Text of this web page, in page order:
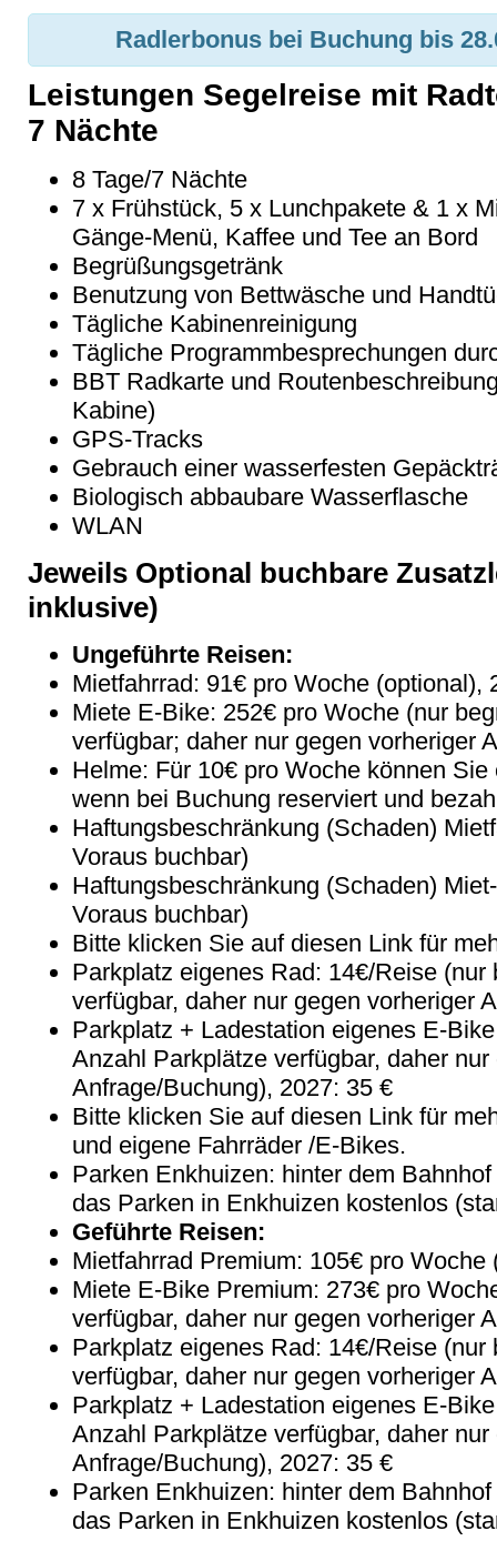
Radlerbonus bei Buchung bis
Leistungen Segelreise mit
7 Nächte
8 Tage/7 Nächte
7 x Frühstück, 5 x Lunchpakete & 1 x
Gänge-Menü, Kaffee und Tee an Bord
Begrüßungsgetränk
Benutzung von Bettwäsche und
Tägliche Kabinenreinigung
Tägliche Programmbesprechungen
BBT Radkarte und
Kabine)
GPS-Tracks
Gebrauch einer wasserfesten
Biologisch abbaubare Wasserflasche
WLAN
Jeweils Optional buchbare
inklusive)
Ungeführte Reisen:
Mietfahrrad: 91€ pro Woche (optional),
Miete E-Bike: 252€ pro Woche (nur
verfügbar; daher nur gegen vorheriger
Helme: Für 10€ pro Woche können
wenn bei Buchung reserviert und
Haftungsbeschränkung (Schaden)
Voraus buchbar)
Haftungsbeschränkung (Schaden)
Voraus buchbar)
Bitte klicken Sie auf diesen Link für
Parkplatz eigenes Rad: 14€/Reise
verfügbar, daher nur gegen vorheriger
Parkplatz + Ladestation eigenes E-
Anzahl Parkplätze verfügbar, daher
Anfrage/Buchung), 2027: 35 €
Bitte klicken Sie auf diesen Link für
und eigene Fahrräder /E-Bikes.
Parken Enkhuizen: hinter dem
das Parken in Enkhuizen kostenlos
Geführte Reisen:
Mietfahrrad Premium: 105€ pro Woche
Miete E-Bike Premium: 273€ pro
verfügbar, daher nur gegen vorheriger
Parkplatz eigenes Rad: 14€/Reise
verfügbar, daher nur gegen vorheriger
Parkplatz + Ladestation eigenes E-
Anzahl Parkplätze verfügbar, daher
Anfrage/Buchung), 2027: 35 €
Parken Enkhuizen: hinter dem
das Parken in Enkhuizen kostenlos